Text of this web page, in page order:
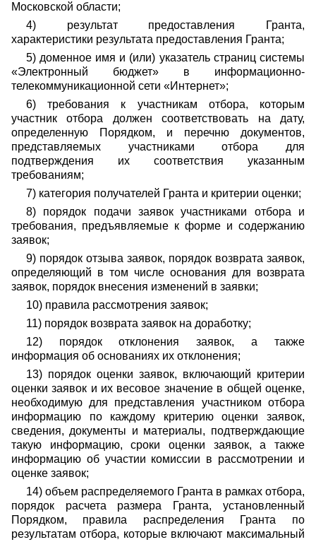
Московской области;
4) результат предоставления Гранта,
характеристики результата предоставления Гранта;
5) доменное имя и (или) указатель страниц системы
«Электронный бюджет» в информационно-
телекоммуникационной сети «Интернет»;
6) требования к участникам отбора, которым
участник отбора должен соответствовать на дату,
определенную Порядком, и перечню документов,
представляемых участниками отбора для
подтверждения их соответствия указанным
требованиям;
7) категория получателей Гранта и критерии оценки;
8) порядок подачи заявок участниками отбора и
требования, предъявляемые к форме и содержанию
заявок;
9) порядок отзыва заявок, порядок возврата заявок,
определяющий в том числе основания для возврата
заявок, порядок внесения изменений в заявки;
10) правила рассмотрения заявок;
11) порядок возврата заявок на доработку;
12) порядок отклонения заявок, а также
информация об основаниях их отклонения;
13) порядок оценки заявок, включающий критерии
оценки заявок и их весовое значение в общей оценке,
необходимую для представления участником отбора
информацию по каждому критерию оценки заявок,
сведения, документы и материалы, подтверждающие
такую информацию, сроки оценки заявок, а также
информацию об участии комиссии в рассмотрении и
оценке заявок;
14) объем распределяемого Гранта в рамках отбора,
порядок расчета размера Гранта, установленный
Порядком, правила распределения Гранта по
результатам отбора, которые включают максимальный